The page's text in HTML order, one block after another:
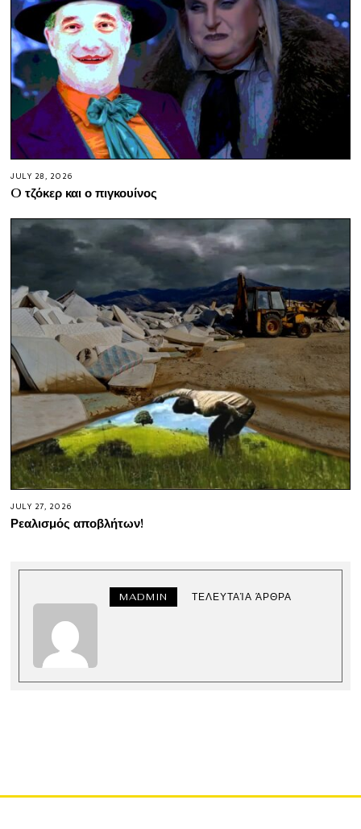
JULY 28, 2026
O τζόκερ και ο πιγκουίνος
JULY 27, 2026
Ρεαλισμός αποβλήτων!
MADMIN ΤΕΛΕΥΤΑΊΑ ΆΡΘΡΑ